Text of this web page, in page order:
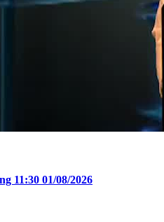
11:30 01/08/2026